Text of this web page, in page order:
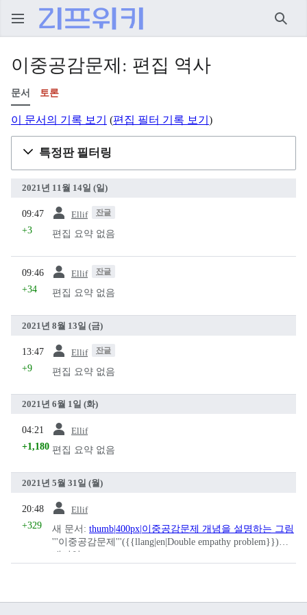
검색
이중공감문제: 편집 역사
문서 토론
이 문서의 기록 보기 (편집 필터 기록 보기 )
특정판 필터링
2021년 11월 14일 (일)
09:47 Ellif 잔글
+3 편집 요약 없음
09:46 Ellif 잔글
+34 편집 요약 없음
2021년 8월 13일 (금)
13:47 Ellif 잔글
+9 편집 요약 없음
2021년 6월 1일 (화)
04:21 Ellif
+1,180 편집 요약 없음
2021년 5월 31일 (월)
20:48 Ellif
+329 새 문서: thumb|400px|이중공감문제 개념을 설명하는 그림
'''이중공감문제'''({{llang|en|Double empathy problem}})는
대미언...